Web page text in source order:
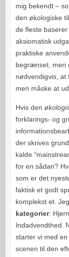
mig bekendt –
den økologiske
de fleste
aksiomatisk
praktiske
begrænset, men
nødvendigvis, at
men måske at
Hvis den
forklarings- og
der skrives
kalde
for en sådan?
som er det
faktisk et godt
komplekst et.
kategorier:
Indadvendthed.
starter vi med
scenen til den